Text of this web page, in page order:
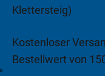
Klettersteig)
Kostenloser
Bestellwert von